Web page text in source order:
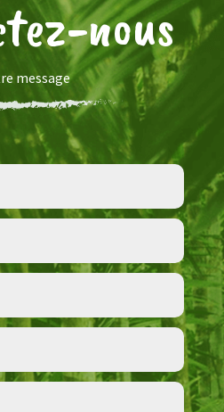
nous
message